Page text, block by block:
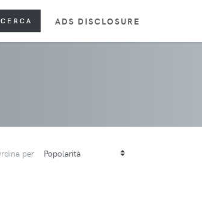
CERCA ADS DISCLOSURE
per